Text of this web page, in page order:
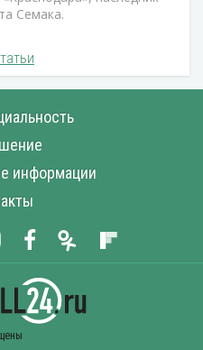
Семака.
информации